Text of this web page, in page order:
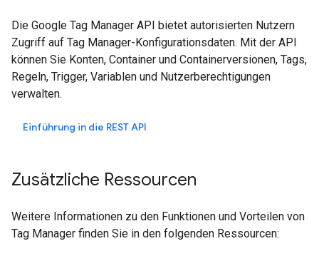
Die Google Tag Manager API bietet autorisierten Nutzern
Zugriff auf Tag Manager-Konfigurationsdaten. Mit der API
können Sie Konten, Container und Containerversionen, Tags,
Regeln, Trigger, Variablen und Nutzerberechtigungen
verwalten.
Einführung in die REST API
Zusätzliche Ressourcen
Weitere Informationen zu den Funktionen und Vorteilen von
Tag Manager finden Sie in den folgenden Ressourcen: